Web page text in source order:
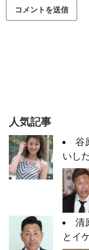
人気記事
谷
いし
清
とイ